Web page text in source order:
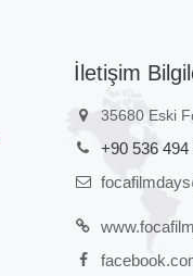
İletişim
35680 Eski
+90 536 494